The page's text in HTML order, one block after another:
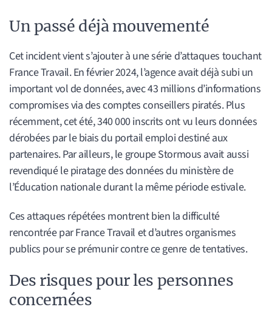
Un passé déjà mouvementé
Cet incident vient s’ajouter à une série d’attaques touchant
France Travail. En février 2024, l’agence avait déjà subi un
important vol de données, avec 43 millions d’informations
compromises via des comptes conseillers piratés. Plus
récemment, cet été, 340 000 inscrits ont vu leurs données
dérobées par le biais du portail emploi destiné aux
partenaires. Par ailleurs, le groupe Stormous avait aussi
revendiqué le piratage des données du ministère de
l’Éducation nationale durant la même période estivale.
Ces attaques répétées montrent bien la difficulté
rencontrée par France Travail et d’autres organismes
publics pour se prémunir contre ce genre de tentatives.
Des risques pour les personnes
concernées